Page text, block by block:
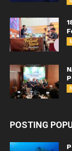
POSTING